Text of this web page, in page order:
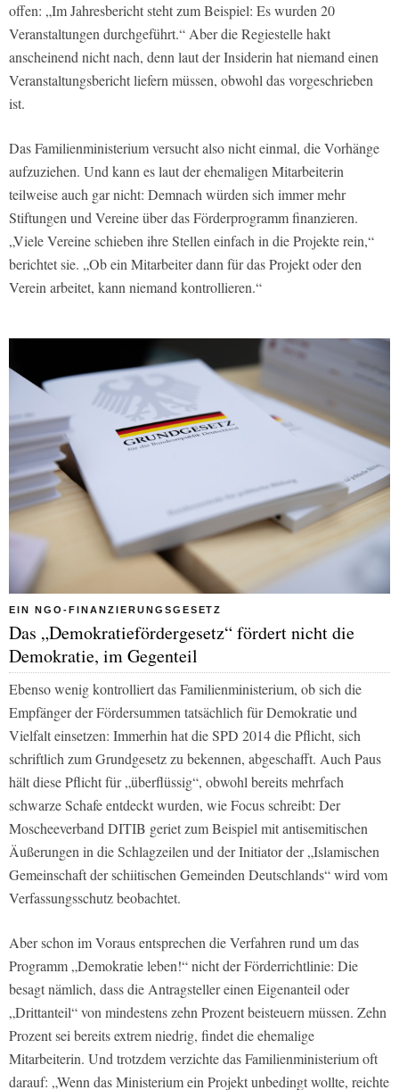
offen: „Im Jahresbericht steht zum Beispiel: Es wurden 20
Veranstaltungen durchgeführt.“ Aber die Regiestelle hakt
anscheinend nicht nach, denn laut der Insiderin hat niemand einen
Veranstaltungsbericht liefern müssen, obwohl das vorgeschrieben
ist.
Das Familienministerium versucht also nicht einmal, die Vorhänge
aufzuziehen. Und kann es laut der ehemaligen Mitarbeiterin
teilweise auch gar nicht: Demnach würden sich immer mehr
Stiftungen und Vereine über das Förderprogramm finanzieren.
„Viele Vereine schieben ihre Stellen einfach in die Projekte rein,“
berichtet sie. „Ob ein Mitarbeiter dann für das Projekt oder den
Verein arbeitet, kann niemand kontrollieren.“
EIN NGO-FINANZIERUNGSGESETZ
Das „Demokratiefördergesetz“ fördert nicht die
Demokratie, im Gegenteil
Ebenso wenig kontrolliert das Familienministerium, ob sich die
Empfänger der Fördersummen tatsächlich für Demokratie und
Vielfalt einsetzen: Immerhin hat die SPD 2014 die Pflicht, sich
schriftlich zum Grundgesetz zu bekennen, abgeschafft. Auch Paus
hält diese Pflicht für „überflüssig“, obwohl bereits mehrfach
schwarze Schafe entdeckt wurden, wieFocusschreibt: Der
Moscheeverband DITIB geriet zum Beispiel mit antisemitischen
Äußerungen in die Schlagzeilen und der Initiator der „Islamischen
Gemeinschaft der schiitischen Gemeinden Deutschlands“ wird vom
Verfassungsschutz beobachtet.
Aber schon im Voraus entsprechen die Verfahren rund um das
Programm „Demokratie leben!“ nicht der Förderrichtlinie: Die
besagt nämlich, dass die Antragsteller einen Eigenanteil oder
„Drittanteil“ von mindestens zehn Prozent beisteuern müssen. Zehn
Prozent sei bereits extrem niedrig, findet die ehemalige
Mitarbeiterin. Und trotzdem verzichte das Familienministerium oft
darauf: „Wenn das Ministerium ein Projekt unbedingt wollte, reichte